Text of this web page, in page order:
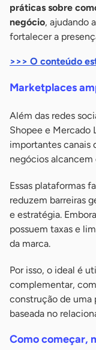
práticas sobre
negócio, ajudando
fortalecer a
>>> O conteúdo
Marketplaces
Além das redes
Shopee e Mercado
importantes canais
negócios
Essas plataformas
reduzem barreiras
e estratégia.
possuem taxas e
da marca.
Por isso, o ideal é
complementar,
construção de uma
baseada no
Como começar,